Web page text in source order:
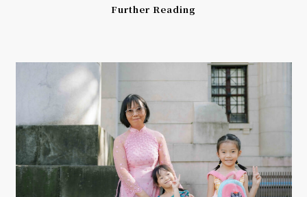
Further Reading